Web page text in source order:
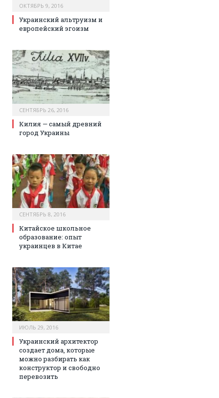
ОКТЯБРЬ 9, 2016
Украинский альтруизм и
европейский эгоизм
СЕНТЯБРЬ 26, 2016
Килия — самый древний
город Украины
СЕНТЯБРЬ 8, 2016
Китайское школьное
образование: опыт
украинцев в Китае
ИЮЛЬ 29, 2016
Украинский архитектор
создает дома, которые
можно разбирать как
конструктор и свободно
перевозить